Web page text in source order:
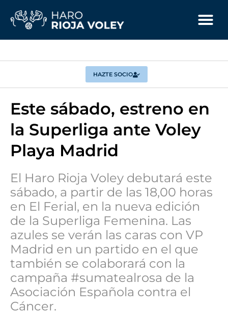
HAZTE SOCIO
Este sábado, estreno en
la Superliga ante Voley
Playa Madrid
El Haro Rioja Voley debutará este
sábado, a partir de las 18,00 horas
en El Ferial, en la nueva edición
de la Superliga Femenina. Las
azules se verán las caras con VP
Madrid en un partido en el que
también se colaborará con la
campaña #sumatealrosa de la
Asociación Española contra el
Cáncer.